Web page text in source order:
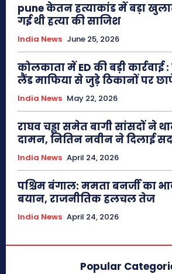
pune केतन हत्याकांड में बड़ा
गई थी हत्या की साजिश
India News June 25, 2026
कोलकाता में ED की बड़ी कार्रवाई
लैंड माफिया से जुड़े ठिकानों पर
India News May 22, 2026
राघव चड्ढा समेत बागी सांसदों ने
दामन, नितिन नवीन ने दिलाई
India News April 24, 2026
पश्चिम बंगाल: ममता बनर्जी का
बयान, राजनीतिक हलचल तेज
India News April 24, 2026
Popular